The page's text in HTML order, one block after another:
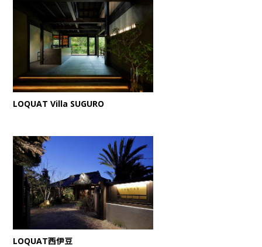
LOQUAT Villa SUGURO
LOQUAT西伊豆